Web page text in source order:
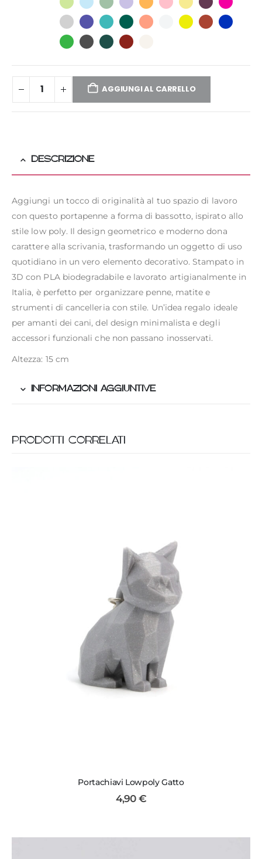
AGGIUNGI AL CARRELLO
DESCRIZIONE
Aggiungi un tocco di originalità al tuo spazio di lavoro
con questo portapenne a forma di bassotto, ispirato allo
stile low poly. Il design geometrico e moderno dona
carattere alla scrivania, trasformando un oggetto di uso
quotidiano in un vero elemento decorativo. Stampato in
3D con PLA biodegradabile e lavorato artigianalmente in
Italia, è perfetto per organizzare penne, matite e
strumenti di cancelleria con stile. Un’idea regalo ideale
per amanti dei cani, del design minimalista e degli
accessori funzionali che non passano inosservati.
Altezza: 15 cm
INFORMAZIONI AGGIUNTIVE
PRODOTTI CORRELATI
Portachiavi Lowpoly Gatto
4,90 €